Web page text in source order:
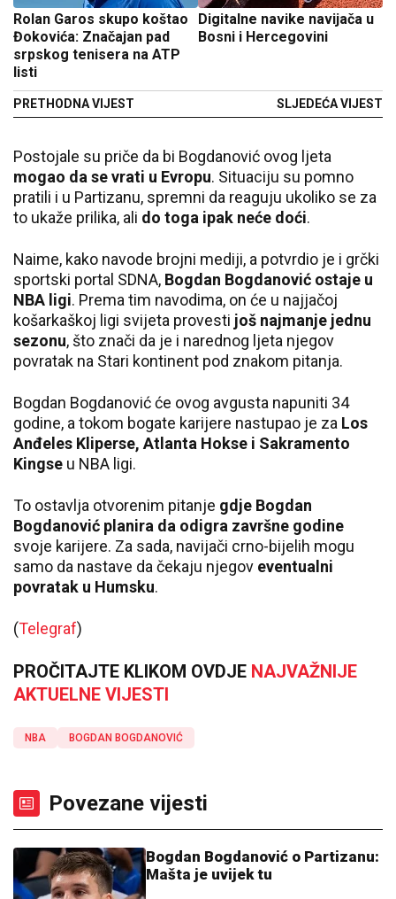
Rolan Garos skupo koštao
Đokovića: Značajan pad
srpskog tenisera na ATP
listi
PRETHODNA VIJEST
Digitalne navike navijača u
Bosni i Hercegovini
SLJEDEĆA VIJEST
Postojale su priče da bi Bogdanović ovog ljeta
mogao da se vrati u Evropu. Situaciju su pomno
pratili i u Partizanu, spremni da reaguju ukoliko se za
to ukaže prilika, ali do toga ipak neće doći.
Naime, kako navode brojni mediji, a potvrdio je i grčki
sportski portal SDNA, Bogdan Bogdanović ostaje u
NBA ligi. Prema tim navodima, on će u najjačoj
košarkaškoj ligi svijeta provesti još najmanje jednu
sezonu, što znači da je i narednog ljeta njegov
povratak na Stari kontinent pod znakom pitanja.
Bogdan Bogdanović će ovog avgusta napuniti 34
godine, a tokom bogate karijere nastupao je za Los
Anđeles Kliperse, Atlanta Hokse i Sakramento
Kingse u NBA ligi.
To ostavlja otvorenim pitanje gdje Bogdan
Bogdanović planira da odigra završne godine
svoje karijere. Za sada, navijači crno-bijelih mogu
samo da nastave da čekaju njegov eventualni
povratak u Humsku.
(Telegraf)
PROČITAJTE KLIKOM OVDJE NAJVAŽNIJE
AKTUELNE VIJESTI
NBA BOGDAN BOGDANOVIĆ
Povezane vijesti
Bogdan Bogdanović o Partizanu:
Mašta je uvijek tu